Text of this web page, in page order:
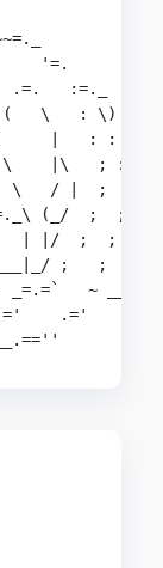
'=.
:=._
\   : \)
|   : :
|\   ; :
/ |  ;  }
(_/  ;  ;
| |/  ;  ;
;   ;
_=.=`   ~ _____
.='
-
-